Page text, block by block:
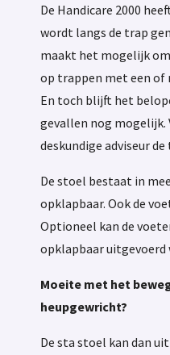
De Handicare 2000
wordt langs de trap
maakt het mogelijk
op trappen met een of
En toch blijft het
gevallen nog mogelijk.
deskundige adviseur
De stoel bestaat in
opklapbaar. Ook de
Optioneel kan de
opklapbaar uitgevoerd
Moeite met het
heupgewricht?
De sta stoel kan dan